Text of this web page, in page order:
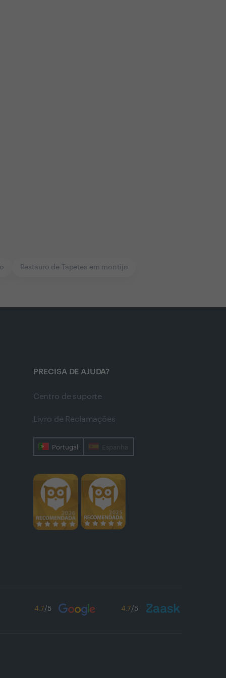
Restauro de Tapetes em montijo
PRECISA DE AJUDA?
Centro de suporte
Livro de Reclamações
Portugal Espanha
4.7/5 4.7/5